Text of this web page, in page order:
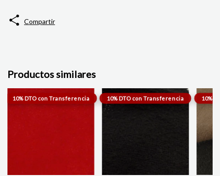
Compartir
Productos similares